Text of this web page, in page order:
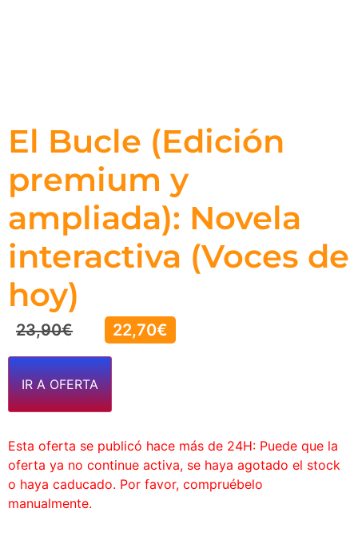
El Bucle (Edición
premium y
ampliada): Novela
interactiva (Voces de
hoy)
23,90€ 22,70€
IR A OFERTA
Esta oferta se publicó hace más de 24H: Puede que la
oferta ya no continue activa, se haya agotado el stock
o haya caducado. Por favor, compruébelo
manualmente.